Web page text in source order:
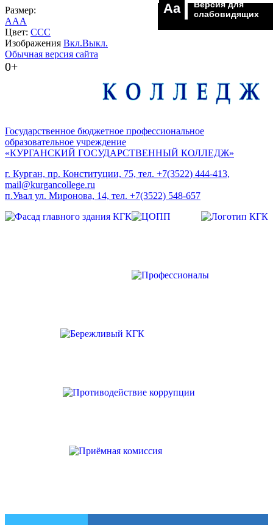
Размер:
AAA
Цвет: CCC
Изображения Вкл.Выкл.
Обычная версия сайта
0+
Aa
Версия для
слабовидящих
Государственное бюджетное профессиональное
образовательное учреждение
«КУРГАНСКИЙ ГОСУДАРСТВЕННЫЙ КОЛЛЕДЖ»
г. Курган, пр. Конституции, 75, тел. +7(3522) 444-413,
mail@kurgancollege.ru
п.Увал ул. Миронова, 14, тел. +7(3522) 548-657